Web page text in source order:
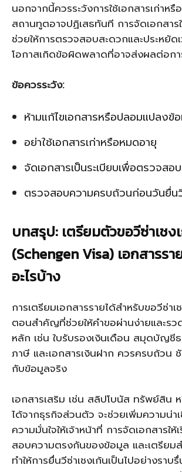
นอกจากนี้ควรระวังการใช้เอกสารเก่าหรื
สถานทูตอาจปฏิเสธทันที การจัดเอกสารใ
ช่วยให้การตรวจสอบสะดวกและประหยัด
โอกาสเกิดข้อผิดพลาดที่อาจส่งผลต่อก
ข้อควรระวัง:
ห้ามแก้ไขเอกสารหรือปลอมแปลงข้
อย่าใช้เอกสารเก่าหรือหมดอายุ
จัดเอกสารเป็นระเบียบเพื่อตรวจสอ
ตรวจสอบความครบถ้วนก่อนวันยื่น
บทสรุป: เตรียมตัวขอวีซ่าเชง
(Schengen Visa) เอกสารร
อะไรบ้าง
การเตรียมเอกสารรายได้สำหรับขอวีซ่าเ
ตอนสำคัญที่ช่วยให้คำขอผ่านง่ายและรว
หลัก เช่น ใบรับรองเงินเดือน สมุดบัญชีธ
ภาษี และเอกสารเงินฝาก ควรครบถ้วน
กับข้อมูลจริง
เอกสารเสริม เช่น สลิปโบนัส ทรัพย์สิน
ได้จากธุรกิจส่วนตัว จะช่วยเพิ่มความน่า
ความมั่นใจให้เจ้าหน้าที่ การจัดเอกสารใ
สอบความตรงกันของข้อมูล และเตรียมส
ทำให้การยื่นวีซ่าเชงเก้นเป็นไปอย่างราบ